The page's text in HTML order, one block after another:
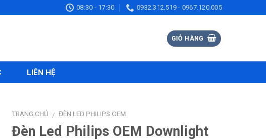
08:30 - 17:30 0932.312.519 - 0967.120.005
GIỎ HÀNG
LIÊN HỆ
TRANG CHỦ / ĐÈN LED PHILIPS OEM
Đèn Led Philips OEM Downlight